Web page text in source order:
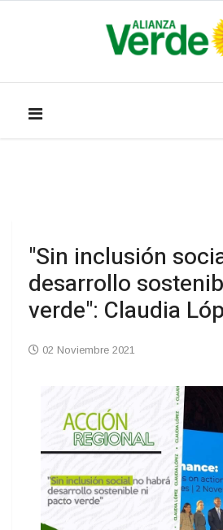
"Sin inclusión
desarrollo
verde": Claudia
02 Noviembre 2021